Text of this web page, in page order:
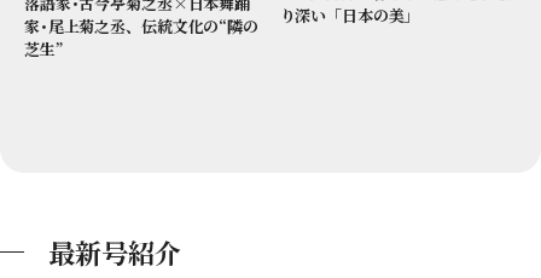
家･尾上菊之丞、伝統文化の“隣の
芝生”
り深い「日本の美」
最新号紹介